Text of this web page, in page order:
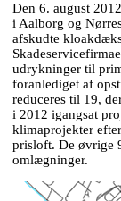
Den 6. august
i Aalborg og
afskudte
udrykninger til
foranlediget af
reduceres til 19,
i 2012 igangsat
klimaprojekter
prisloft. De øvrige
omlægninger.